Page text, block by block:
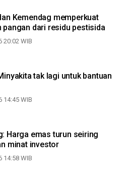
Kemendag memperkuat
pangan dari residu pestisida
20:02 WIB
tak lagi untuk bantuan
14:45 WIB
Harga emas turun seiring
minat investor
14:58 WIB